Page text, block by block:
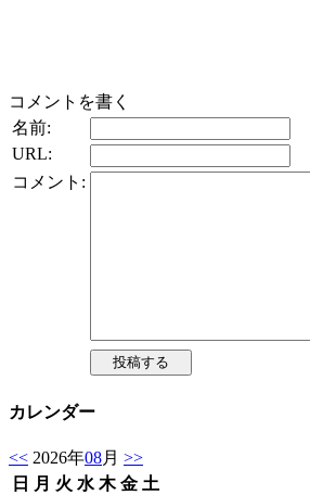
コメントを書く
名前:
URL:
コメント:
カレンダー
<< 2026年08月 >>
日
月 火 水 木 金 土